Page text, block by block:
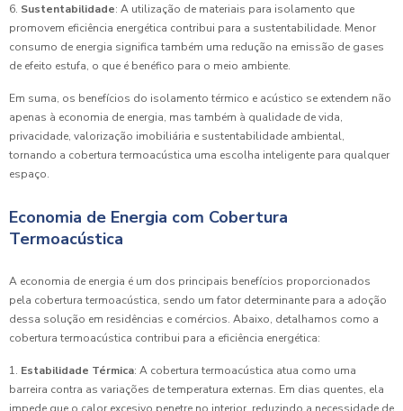
6. Sustentabilidade: A utilização de materiais para isolamento que
promovem eficiência energética contribui para a sustentabilidade. Menor
consumo de energia significa também uma redução na emissão de gases
de efeito estufa, o que é benéfico para o meio ambiente.
Em suma, os benefícios do isolamento térmico e acústico se extendem não
apenas à economia de energia, mas também à qualidade de vida,
privacidade, valorização imobiliária e sustentabilidade ambiental,
tornando a cobertura termoacústica uma escolha inteligente para qualquer
espaço.
Economia de Energia com Cobertura
Termoacústica
A economia de energia é um dos principais benefícios proporcionados
pela cobertura termoacústica, sendo um fator determinante para a adoção
dessa solução em residências e comércios. Abaixo, detalhamos como a
cobertura termoacústica contribui para a eficiência energética:
1. Estabilidade Térmica: A cobertura termoacústica atua como uma
barreira contra as variações de temperatura externas. Em dias quentes, ela